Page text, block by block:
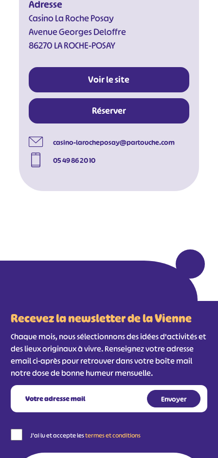
Adresse
Casino La Roche Posay
Avenue Georges Deloffre
86270 LA ROCHE-POSAY
Voir le site
Réserver
casino-larocheposay@partouche.com
05 49 86 20 10
Recevez la newsletter de la Vienne
Chaque mois, nous sélectionnons des idées d'activités et
des lieux originaux à vivre. Renseignez votre adresse
email ci-après pour retrouver dans votre boîte mail
notre dose de bonne humeur mensuelle.
J'ai lu et accepte lestermes et conditions
#
#